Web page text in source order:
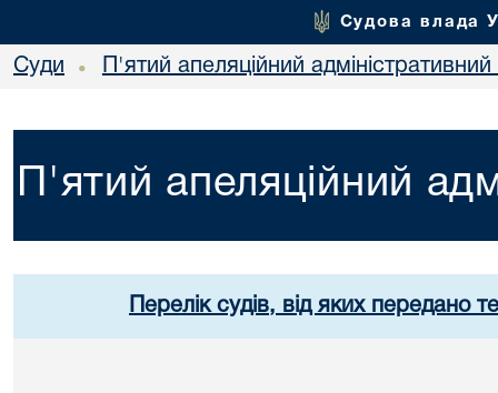
Судова влада
Суди • П'ятий апеляційний адміністративний
П'ятий апеляційний
Перелік судів, від яких передано